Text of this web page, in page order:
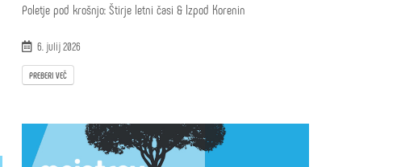
Poletje pod krošnjo: Štirje letni časi & Izpod Korenin
6. julij 2026
PREBERI VEČ